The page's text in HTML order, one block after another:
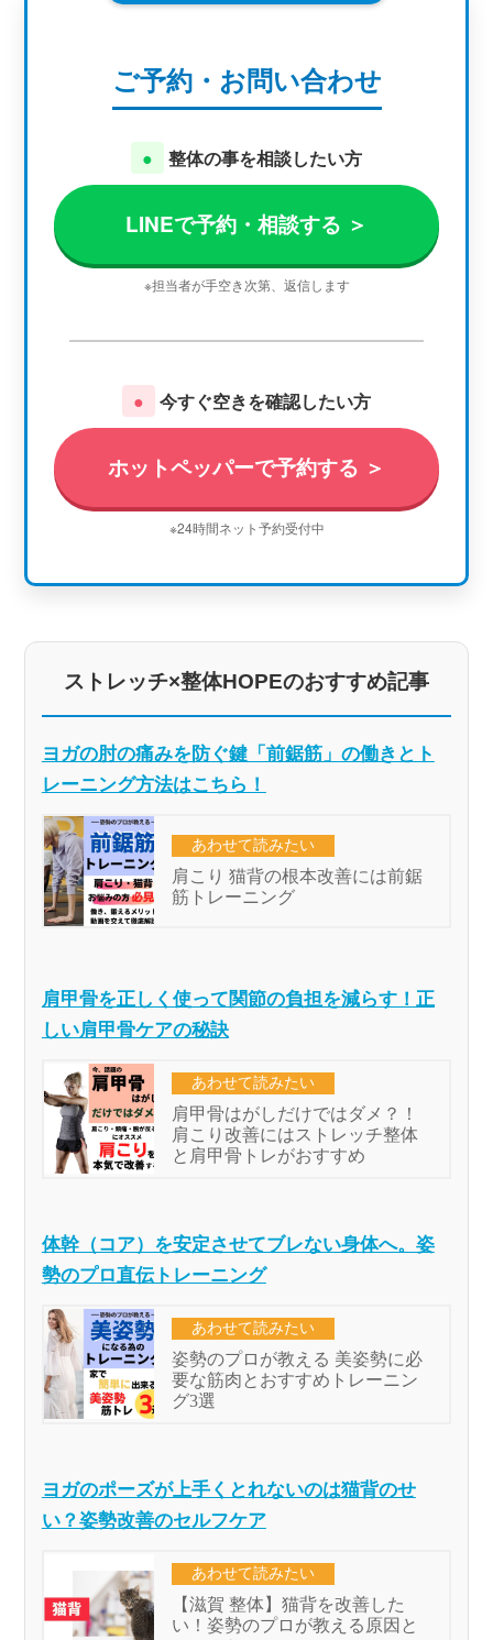
ご予約・お問い合わせ
● 整体の事を相談したい方
LINEで予約・相談する ＞
※担当者が手空き次第、返信します
● 今すぐ空きを確認したい方
ホットペッパーで予約する ＞
※24時間ネット予約受付中
ストレッチ×整体HOPEのおすすめ記事
ヨガの肘の痛みを防ぐ鍵「前鋸筋」の働きとト
レーニング方法はこちら！
肩甲骨を正しく使って関節の負担を減らす！正
しい肩甲骨ケアの秘訣
体幹（コア）を安定させてブレない身体へ。姿
勢のプロ直伝トレーニング
ヨガのポーズが上手くとれないのは猫背のせ
い？姿勢改善のセルフケア